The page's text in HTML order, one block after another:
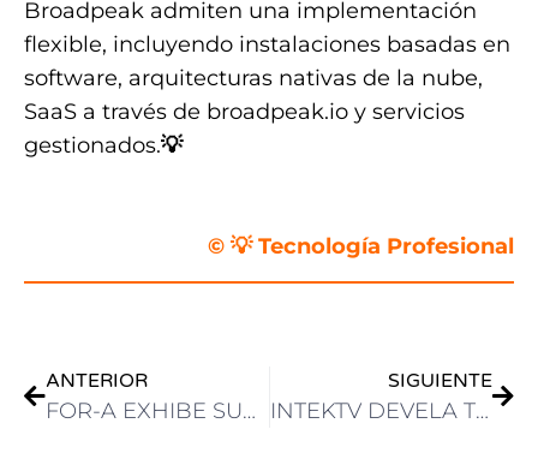
Broadpeak admiten una implementación
flexible, incluyendo instalaciones basadas en
software, arquitecturas nativas de la nube,
SaaS a través de broadpeak.io y servicios
gestionados.💡
© 💡 Tecnología Profesional
ANTERIOR
FOR-A EXHIBE SUS SOLUCIONES DEFINIDAS POR SOFTWARE E IMPULSADAS POR IA PARA PRODUCCIÓN EN VIVO
SIGUIENTE
INTEKTV DEVELA TODAS LAS NOVEDADES DE BLACKMAGIC DESIGN EN NAB SHOW 2026